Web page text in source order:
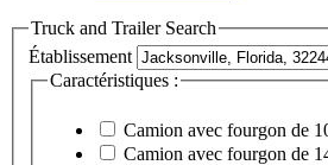
Truck and Trailer Search
Établissement
Caractéristiques :
Camion avec fourgon de
Camion avec fourgon de